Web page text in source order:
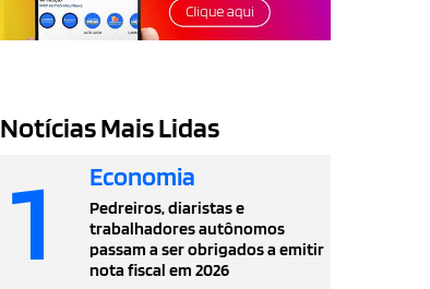
Notícias Mais Lidas
1 Economia
Pedreiros, diaristas e
trabalhadores autônomos
passam a ser obrigados a emitir
nota fiscal em 2026